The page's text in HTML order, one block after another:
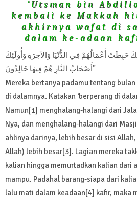
‘Utsman bin
kembali ke Makkah
akhirnya wafat di
dalam ke-adaan
حَبِطَتْ أَعْمَالُهُمْ فِي الدُّنْيَا وَالآخِرَةِ وَأُولَئِكَ
أَصْحَابُ النَّارِ هُمْ فِيهَا خَالِدُونَ"
Mereka bertanya padamu tentang
di dalamnya. Katakan ‘berperang di
Namun[1] menghalang-halangi dari
Nya, dan menghalang-halangi dari
ahlinya darinya, lebih besar di sisi
Allah) lebih besar[3]. Lagian mereka
kalian hingga memurtadkan kalian dari
mampu. Padahal barang-siapa dari
lalu mati dalam keadaan[4] kafir, maka